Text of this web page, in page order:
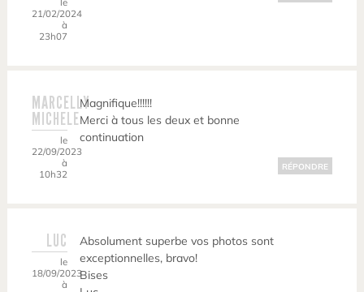
21/02/2024
à
23h07
MARCELLY
MICHELE
le
22/09/2023
à
10h32
Magnifique!!!!!!
Merci à tous les deux et bonne
continuation
RÉPONDRE
LUC
le
18/09/2023
à
Absolument superbe vos photos sont
exceptionnelles, bravo!
Bises